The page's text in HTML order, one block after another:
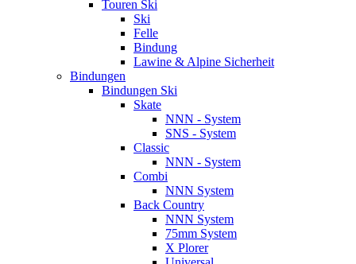
Touren Ski
Ski
Felle
Bindung
Lawine & Alpine Sicherheit
Bindungen
Bindungen Ski
Skate
NNN - System
SNS - System
Classic
NNN - System
Combi
NNN System
Back Country
NNN System
75mm System
X Plorer